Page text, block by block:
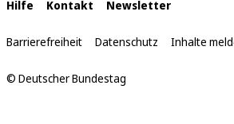
Interne
Links
Hilfe Kontakt Newsletter
Barrierefreiheit Datenschutz Inhalte
© Deutscher Bundestag